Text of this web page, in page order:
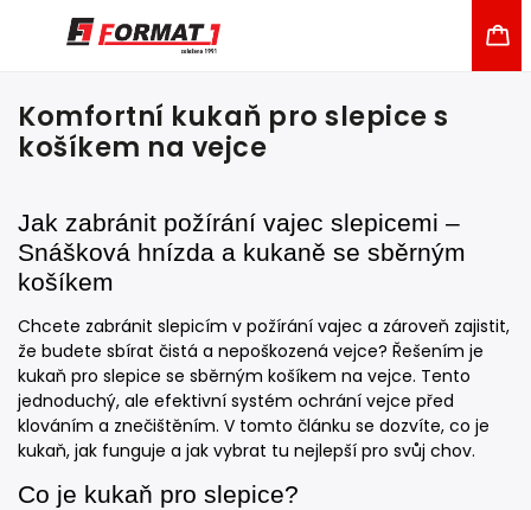
Komfortní kukaň pro slepice s
košíkem na vejce
Jak zabránit požírání vajec slepicemi –
Snášková hnízda a kukaně se sběrným
košíkem
Chcete zabránit slepicím v požírání vajec a zároveň zajistit,
že budete sbírat čistá a nepoškozená vejce? Řešením je
kukaň pro slepice se sběrným košíkem na vejce. Tento
jednoduchý, ale efektivní systém ochrání vejce před
klováním a znečištěním. V tomto článku se dozvíte, co je
kukaň, jak funguje a jak vybrat tu nejlepší pro svůj chov.
Co je kukaň pro slepice?